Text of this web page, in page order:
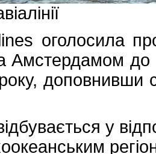
оголосила
Амстердамом
доповнивши
у